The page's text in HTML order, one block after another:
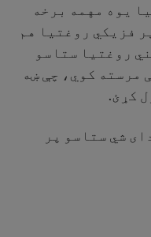
یوه مهمه برخه
فزیکي روغتیا هم
روغتیا ستاسو
مرسته کوي، چې ښه
کړئ.
شي ستاسو پر